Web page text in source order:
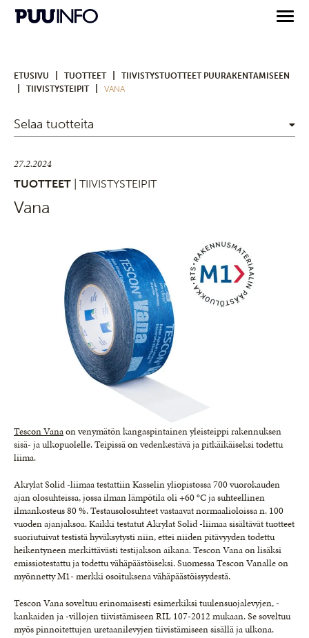
ETUSIVU TUOTTEET TIIVISTYSTUOTTEET PUURAKENTAMISEEN
TIIVISTYSTEIPIT VANA
Selaa tuotteita
27.2.2024
TUOTTEET
| TIIVISTYSTEIPIT
Vana
Tescon Vanaon venymätön kangaspintainen yleisteippi rakennuksen
sisä- ja ulkopuolelle. Teipissä on vedenkestävä ja pitkäikäiseksi todettu
liima.
Akrylat Solid -liimaa testattiin Kasselin yliopistossa 700 vuorokauden
ajan olosuhteissa, jossa ilman lämpötila oli +60 °C ja suhteellinen
ilmankosteus 80 %. Testausolosuhteet vastaavat normaalioloissa n. 100
vuoden ajanjaksoa. Kaikki testatut Akrylat Solid -liimaa sisältävät tuotteet
suoriutuivat testistä hyväksytysti niin, ettei niiden pitävyyden todettu
heikentyneen merkittävästi testijakson aikana. Tescon Vana on lisäksi
emissiotestattu ja todettu vähäpäästöiseksi. Suomessa Tescon Vanalle on
myönnetty M1- merkki osoituksena vähäpäästöisyydestä.
Tescon Vana soveltuu erinomaisesti esimerkiksi tuulensuojalevyjen, -
kankaiden ja -villojen tiivistämiseen RIL 107-2012 mukaan. Se soveltuu
myös pinnoitettujen uretaanilevyjen tiivistämiseen sisällä ja ulkona.